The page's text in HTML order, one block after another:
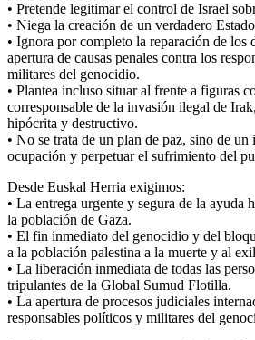
• Pretende legitimar el control de Israel
• Niega la creación de un verdadero
• Ignora por completo la reparación de los
apertura de causas penales contra los
militares del genocidio.
• Plantea incluso situar al frente a figuras
corresponsable de la invasión ilegal de
hipócrita y destructivo.
• No se trata de un plan de paz, sino de
ocupación y perpetuar el sufrimiento del
Desde Euskal Herria exigimos:
• La entrega urgente y segura de la ayuda
la población de Gaza.
• El fin inmediato del genocidio y del
a la población palestina a la muerte y al
• La liberación inmediata de todas las
tripulantes de la Global Sumud Flotilla.
• La apertura de procesos judiciales
responsables políticos y militares del